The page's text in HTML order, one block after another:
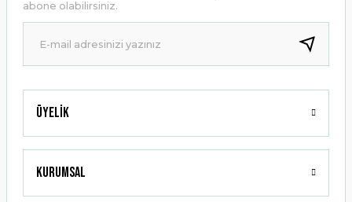
Ürün fiyatı diğer sitelerden daha pahalı.
Bu ürüne benzer farklı alternatifler olmalı.
Gönder
Üyelik
Kurumsal
abone olabilirsiniz.